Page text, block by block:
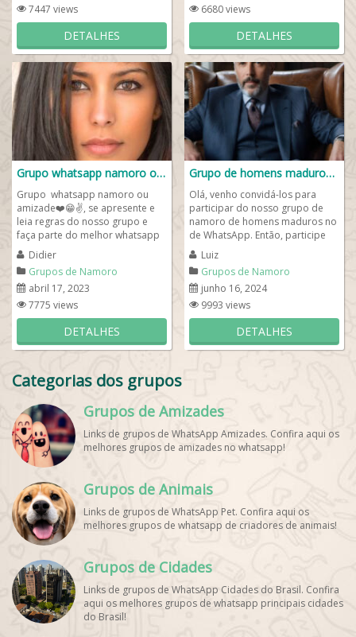
7447 views
DETALHES
6680 views
DETALHES
Grupo whatsapp namoro ou amizade❤️😁✌️
Grupo whatsapp namoro ou
amizade❤️😁✌️, se apresente e
leia regras do nosso grupo e
faça parte do melhor whatsapp
para conversas e paqueras
online....
Didier
Grupos de Namoro
abril 17, 2023
7775 views
DETALHES
Grupo de homens maduros😁
Olá, venho convidá-los para
participar do nosso grupo de
namoro de homens maduros no
de WhatsApp. Então, participe
do nosso grupo e encontre um
amor com...
Luiz
Grupos de Namoro
junho 16, 2024
9993 views
DETALHES
Categorias dos grupos
Grupos de Amizades
Links de grupos de WhatsApp Amizades. Confira aqui os
melhores grupos de amizades no whatsapp!
Grupos de Animais
Links de grupos de WhatsApp Pet. Confira aqui os
melhores grupos de whatsapp de criadores de animais!
Grupos de Cidades
Links de grupos de WhatsApp Cidades do Brasil. Confira
aqui os melhores grupos de whatsapp principais cidades
do Brasil!